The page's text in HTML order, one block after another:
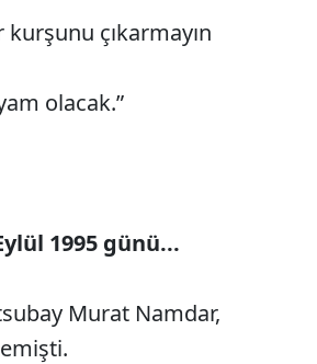
çıkarmayın
olacak.”
1995 günü...
Murat Namdar,